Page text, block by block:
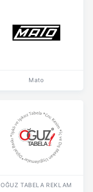
Mato
OĞUZ TABELA REKLAM